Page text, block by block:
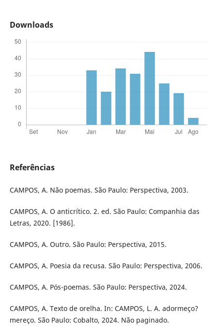
Downloads
Referências
CAMPOS, A. Não poemas. São Paulo: Perspectiva, 2003.
CAMPOS, A. O anticrítico. 2. ed. São Paulo: Companhia das
Letras, 2020. [1986].
CAMPOS, A. Outro. São Paulo: Perspectiva, 2015.
CAMPOS, A. Poesia da recusa. São Paulo: Perspectiva, 2006.
CAMPOS, A. Pós-poemas. São Paulo: Perspectiva, 2024.
CAMPOS, A. Texto de orelha. In: CAMPOS, L. A. adormeço?
mereço. São Paulo: Cobalto, 2024. Não paginado.